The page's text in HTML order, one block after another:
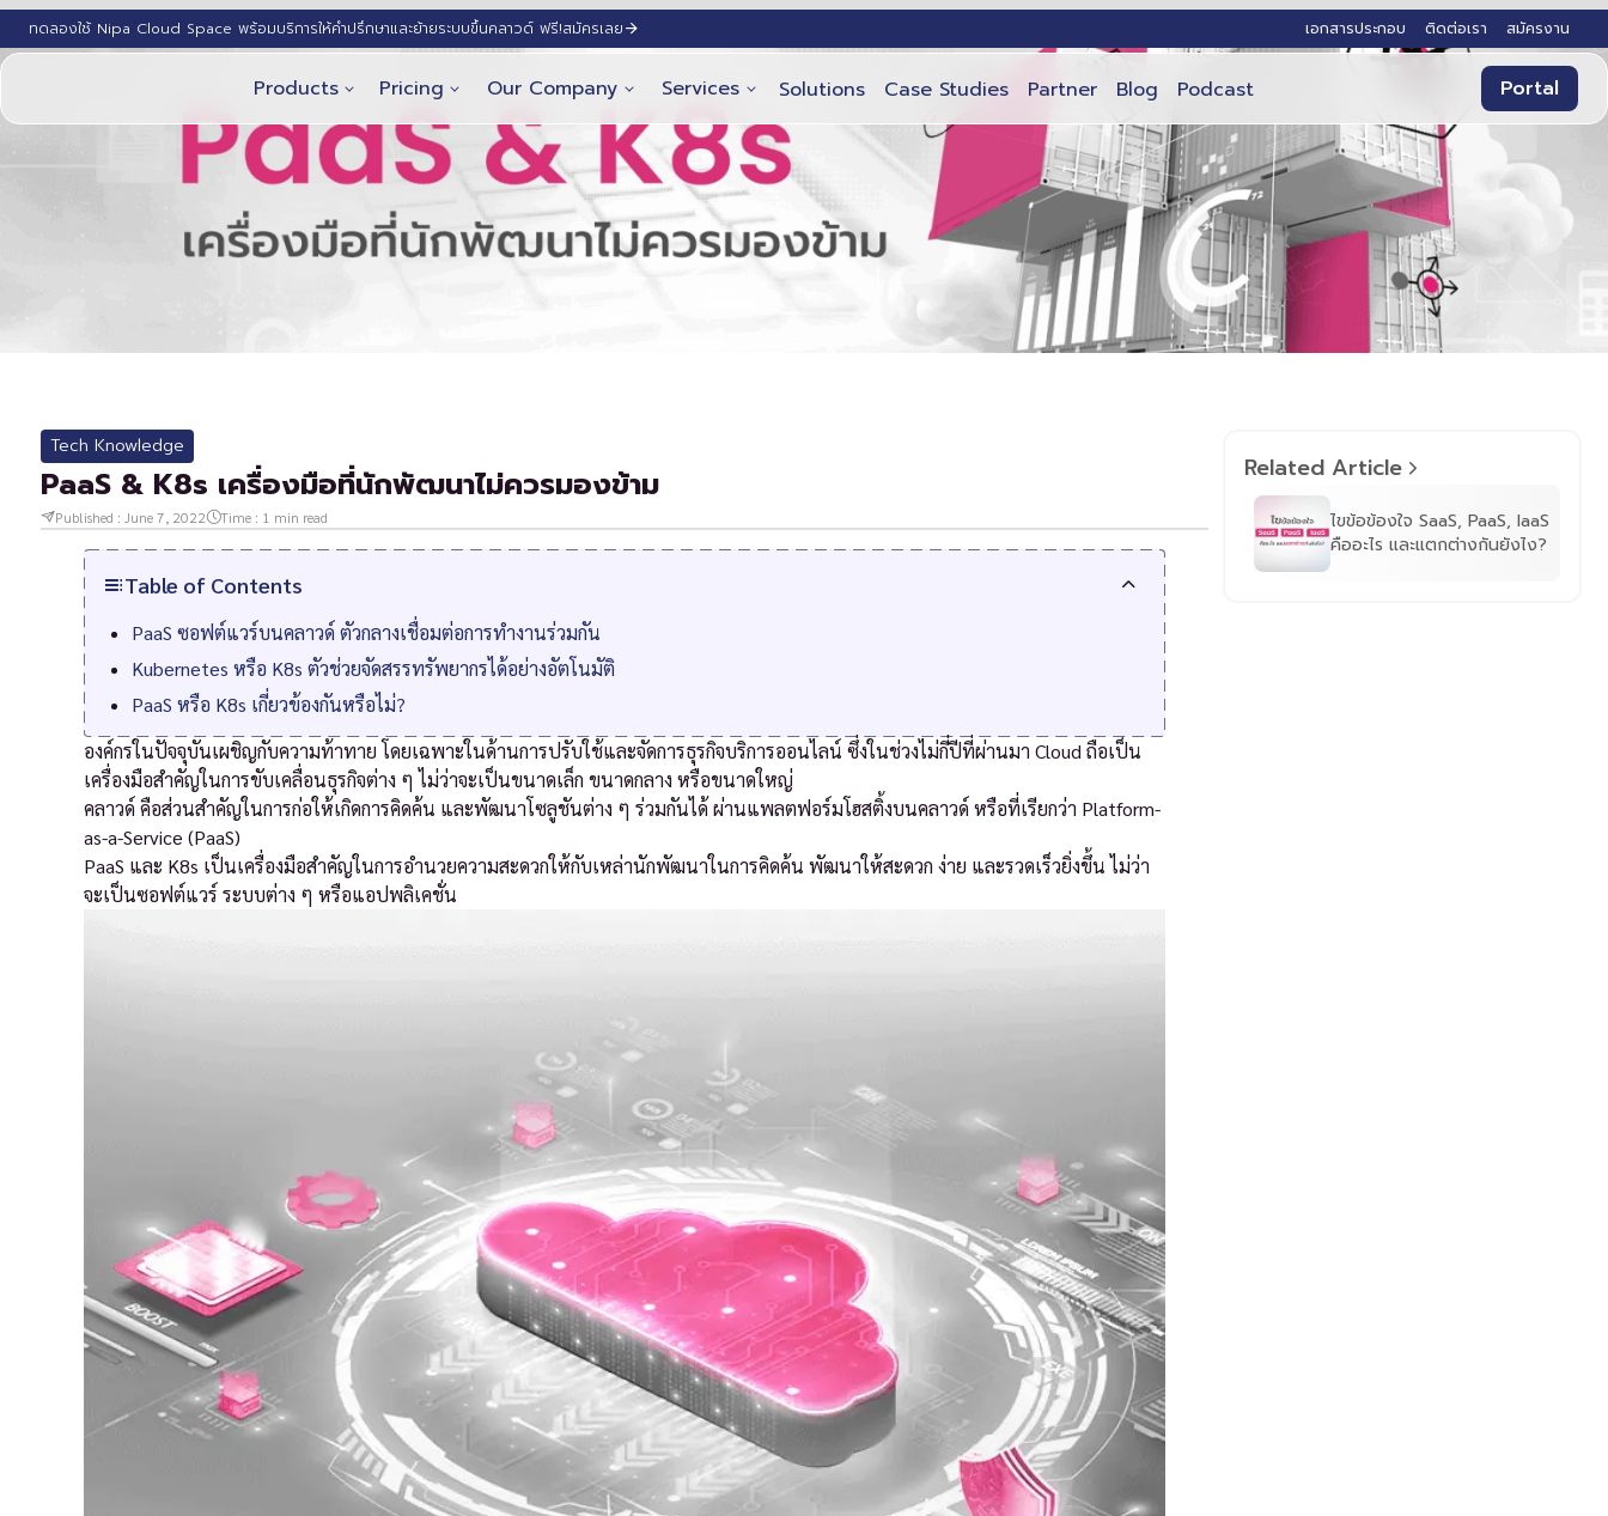
ทดลองใช้ Nipa Cloud Space พร้อมบริการให้คำปรึกษาและย้ายระบบขึ้นคลาวด์ ฟรี!สมัครเลย เอกสารประกอบ ติดต่อเรา สมัครงาน
Products Pricing Our Company Services Solutions Case Studies Partner Blog Podcast Portal
Tech Knowledge
PaaS & K8s เครื่องมือที่นักพัฒนาไม่ควรมองข้าม
Published : June 7, 2022 Time : 1 min read
Table of Contents
PaaS ซอฟต์แวร์บนคลาวด์ ตัวกลางเชื่อมต่อการทำงานร่วมกัน
Kubernetes หรือ K8s ตัวช่วยจัดสรรทรัพยากรได้อย่างอัตโนมัติ
PaaS หรือ K8s เกี่ยวข้องกันหรือไม่?
องค์กรในปัจจุบันเผชิญกับความท้าทาย โดยเฉพาะในด้านการปรับใช้และจัดการธุรกิจบริการออนไลน์ ซึ่งในช่วงไม่กี่ปีที่ผ่านมา Cloud ถือเป็น
เครื่องมือสำคัญในการขับเคลื่อนธุรกิจต่าง ๆ ไม่ว่าจะเป็นขนาดเล็ก ขนาดกลาง หรือขนาดใหญ่
คลาวด์ คือส่วนสำคัญในการก่อให้เกิดการคิดค้น และพัฒนาโซลูชันต่าง ๆ ร่วมกันได้ ผ่านแพลตฟอร์มโฮสติ้งบนคลาวด์ หรือที่เรียกว่า Platform-
as-a-Service (PaaS)
PaaS และ K8s เป็นเครื่องมือสำคัญในการอำนวยความสะดวกให้กับเหล่านักพัฒนาในการคิดค้น พัฒนาให้สะดวก ง่าย และรวดเร็วยิ่งขึ้น ไม่ว่า
จะเป็นซอฟต์แวร์ ระบบต่าง ๆ หรือแอปพลิเคชั่น
Related Article
ไขข้อข้องใจ SaaS, PaaS, IaaS
คืออะไร และแตกต่างกันยังไง?